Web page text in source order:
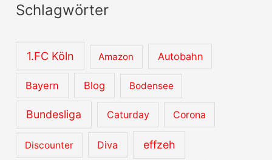
Schlagwörter
1.FC Köln Amazon Autobahn
Bayern Blog Bodensee
Bundesliga Caturday Corona
Discounter Diva effzeh